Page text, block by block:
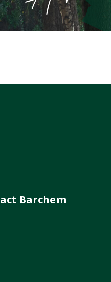
Barchem